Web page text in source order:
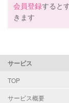
資格
対応可能/特徴
会員登録すると
きます
サービス
TOP
サービス概要